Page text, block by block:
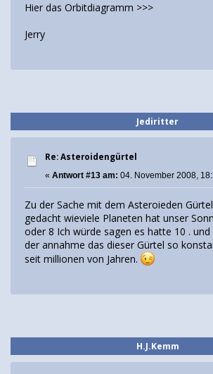
Hier das Orbitdiagramm >>>
Jerry
Jediritter
Re: Asteroidengürtel
« Antwort #13 am: 04. November 2008,
Zu der Sache mit dem Asteroieden
gedacht wieviele Planeten hat unser
oder 8 Ich würde sagen es hatte 10 . und
der annahme das dieser Gürtel so
seit millionen von Jahren.
H.J.Kemm